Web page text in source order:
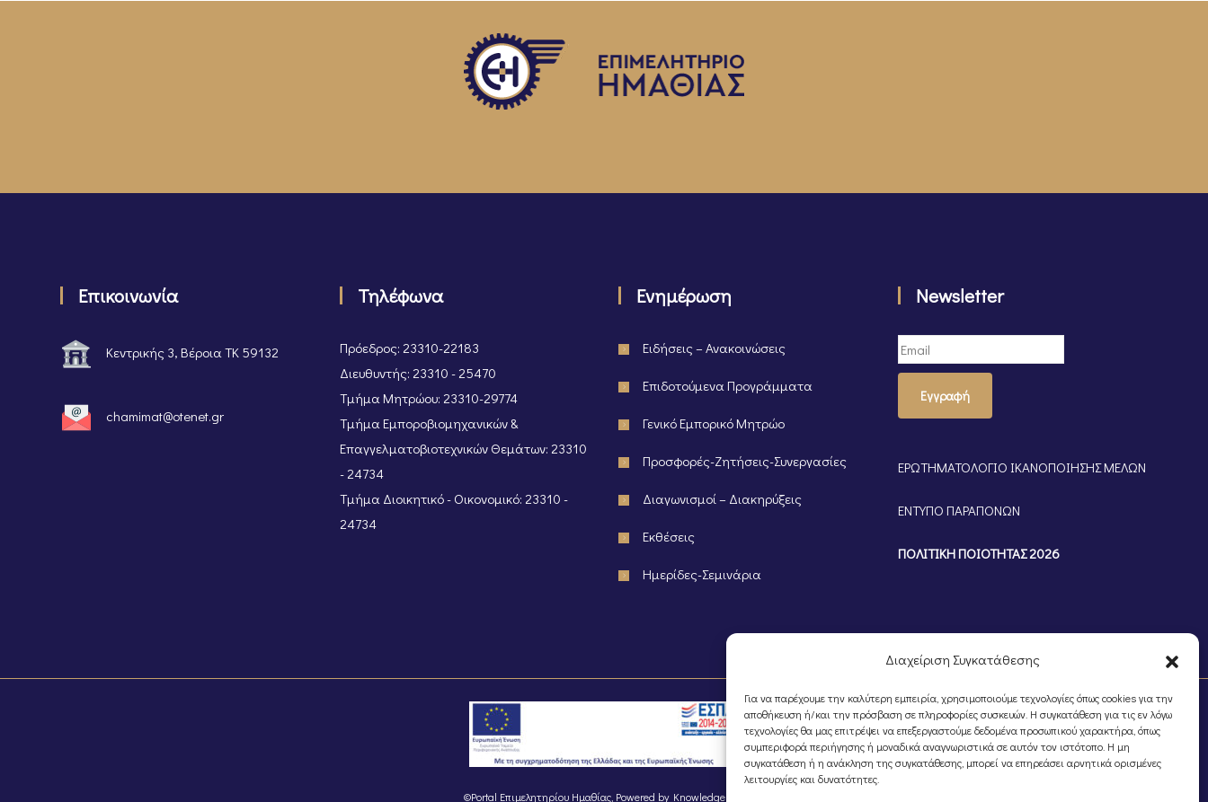
Διαχείριση Συγκατάθεσης
Για να παρέχουμε την καλύτερη εμπειρία, χρησιμοποιούμε τεχνολογίες όπως cookies για την
αποθήκευση ή/και την πρόσβαση σε πληροφορίες συσκευών. Η συγκατάθεση για τις εν λόγω
τεχνολογίες θα μας επιτρέψει να επεξεργαστούμε δεδομένα προσωπικού χαρακτήρα, όπως
συμπεριφορά περιήγησης ή μοναδικά αναγνωριστικά σε αυτόν τον ιστότοπο. Η μη
συγκατάθεση ή η ανάκληση της συγκατάθεσης, μπορεί να επηρεάσει αρνητικά ορισμένες
λειτουργίες και δυνατότητες.
Επικοινωνία
Κεντρικής 3, Βέροια ΤΚ 59132
chamimat@otenet.gr
Τηλέφωνα
Πρόεδρος: 23310-22183
Διευθυντής: 23310 - 25470
Τμήμα Μητρώου: 23310-29774
Τμήμα Εμποροβιομηχανικών &
Επαγγελματοβιοτεχνικών Θεμάτων: 23310
- 24734
Τμήμα Διοικητικό - Οικονομικό: 23310 -
24734
Ενημέρωση
Ειδήσεις – Ανακοινώσεις
Επιδοτούμενα Προγράμματα
Γενικό Εμπορικό Μητρώο
Προσφορές-Ζητήσεις-Συνεργασίες
Διαγωνισμοί – Διακηρύξεις
Εκθέσεις
Ημερίδες-Σεμινάρια
Newsletter
Εγγραφή
ΕΡΩΤΗΜΑΤΟΛΟΓΙΟ ΙΚΑΝΟΠΟΙΗΣΗΣ ΜΕΛΩΝ
ΕΝΤΥΠΟ ΠΑΡΑΠΟΝΩΝ
ΠΟΛΙΤΙΚΗ ΠΟΙΟΤΗΤΑΣ 2026
©Portal Επιμελητηρίου Ημαθίας, Powered by Knowledge A.E.